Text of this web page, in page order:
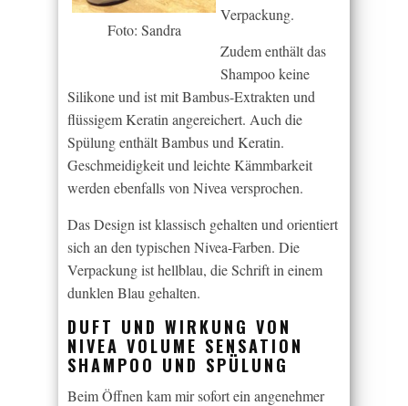
Foto: Sandra
Verpackung.
Zudem enthält das
Shampoo keine
Silikone und ist mit Bambus-Extrakten und
flüssigem Keratin angereichert. Auch die
Spülung enthält Bambus und Keratin.
Geschmeidigkeit und leichte Kämmbarkeit
werden ebenfalls von Nivea versprochen.
Das Design ist klassisch gehalten und orientiert
sich an den typischen Nivea-Farben. Die
Verpackung ist hellblau, die Schrift in einem
dunklen Blau gehalten.
DUFT UND WIRKUNG VON
NIVEA VOLUME SENSATION
SHAMPOO UND SPÜLUNG
Beim Öffnen kam mir sofort ein angenehmer